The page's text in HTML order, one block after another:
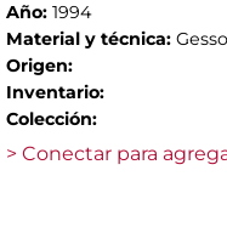
Año: 1994
Material y técnica: Gesso
Origen:
Inventario:
Colección:
> Conectar para